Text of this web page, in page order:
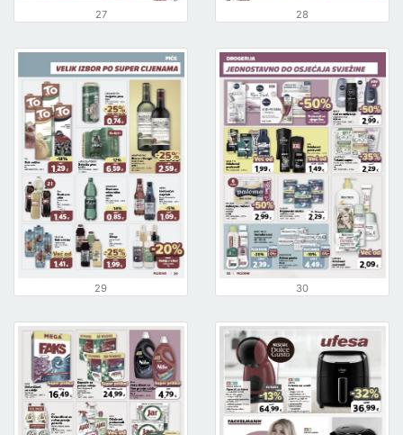
27 28
29 30